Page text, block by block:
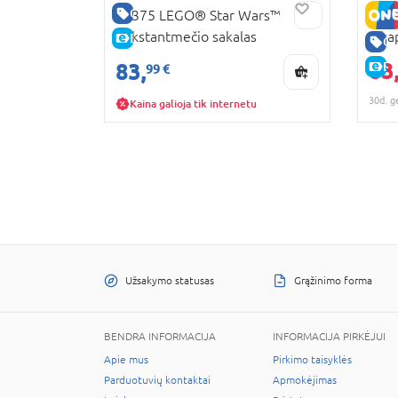
GERA KAINA
E-KAINA
75375 LEGO® Star Wars™
Tūkstantmečio sakalas
83,99 €
Kaina galioja tik internetu
E-
83,
30d.
Užsakymo statusas Grąžinimo forma
BENDRA INFORMACIJA
Apie mus
Parduotuvių kontaktai
INFORMACIJA PIRKĖJUI
Pirkimo taisyklės
Apmokėjimas